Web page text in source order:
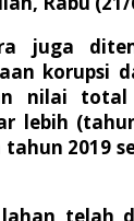
juga
korupsi
nilai total
lebih
2019